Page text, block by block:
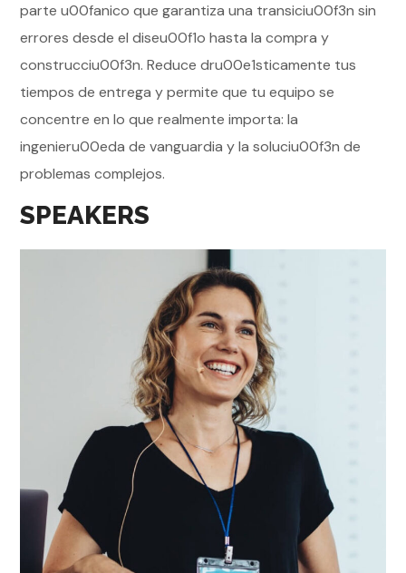
parte u00fanico que garantiza una transiciu00f3n sin
errores desde el diseu00f1o hasta la compra y
construcciu00f3n. Reduce dru00e1sticamente tus
tiempos de entrega y permite que tu equipo se
concentre en lo que realmente importa: la
ingenieru00eda de vanguardia y la soluciu00f3n de
problemas complejos.
SPEAKERS